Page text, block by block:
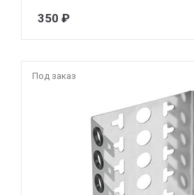
350 ₽
Под заказ